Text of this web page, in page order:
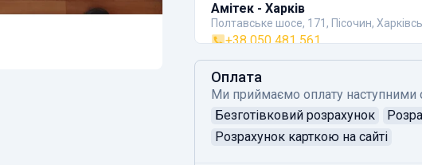
Амітек - Харків
Полтавське шосе, 171, Пісочин,
+38 050 481 561
Оплата
Ми приймаємо оплату наступними
Безготівковий розрахунок
Розрахунок карткою на сайті